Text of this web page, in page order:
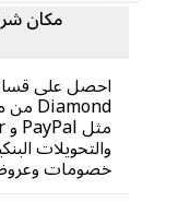
مكان شراء
والتحويلات البنكية
خصومات وعروض من